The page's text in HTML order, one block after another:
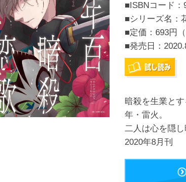
■ISBNコード：
■シリーズ名：
■定価：693円
■発売日：
暗殺を生業と
年・雷火。
二人は心を隠
2020年8月刊